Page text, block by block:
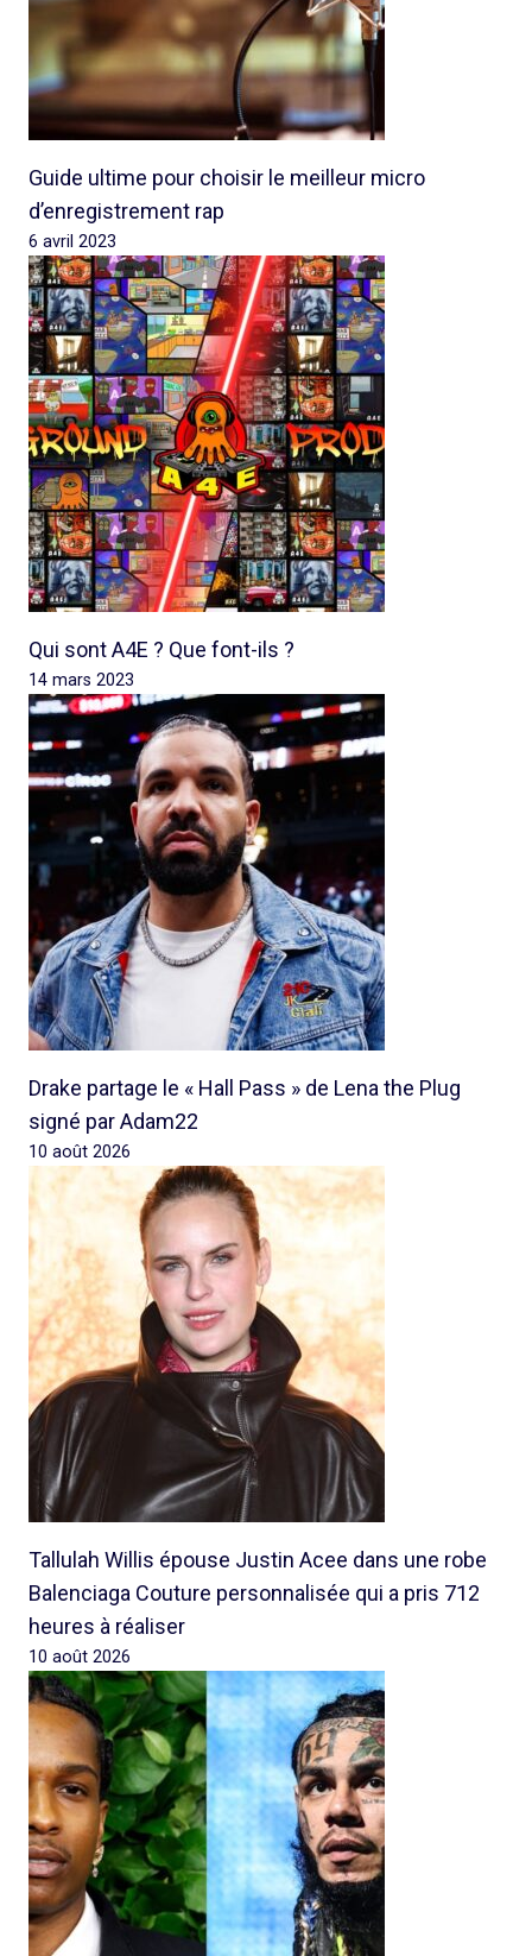
Guide ultime pour choisir le meilleur micro
d’enregistrement rap
6 avril 2023
Qui sont A4E ? Que font-ils ?
14 mars 2023
Drake partage le « Hall Pass » de Lena the Plug
signé par Adam22
10 août 2026
Tallulah Willis épouse Justin Acee dans une robe
Balenciaga Couture personnalisée qui a pris 712
heures à réaliser
10 août 2026